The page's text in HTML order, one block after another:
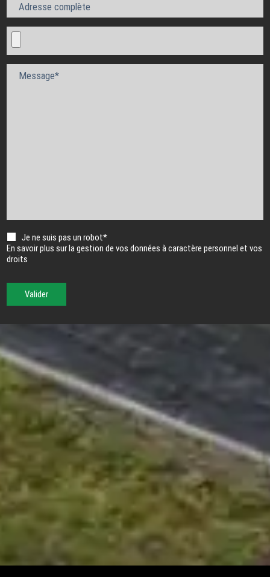
Adresse complète
Message*
Je ne suis pas un robot*
En savoir plus sur la gestion de vos données à caractère personnel et vos
droits
Valider